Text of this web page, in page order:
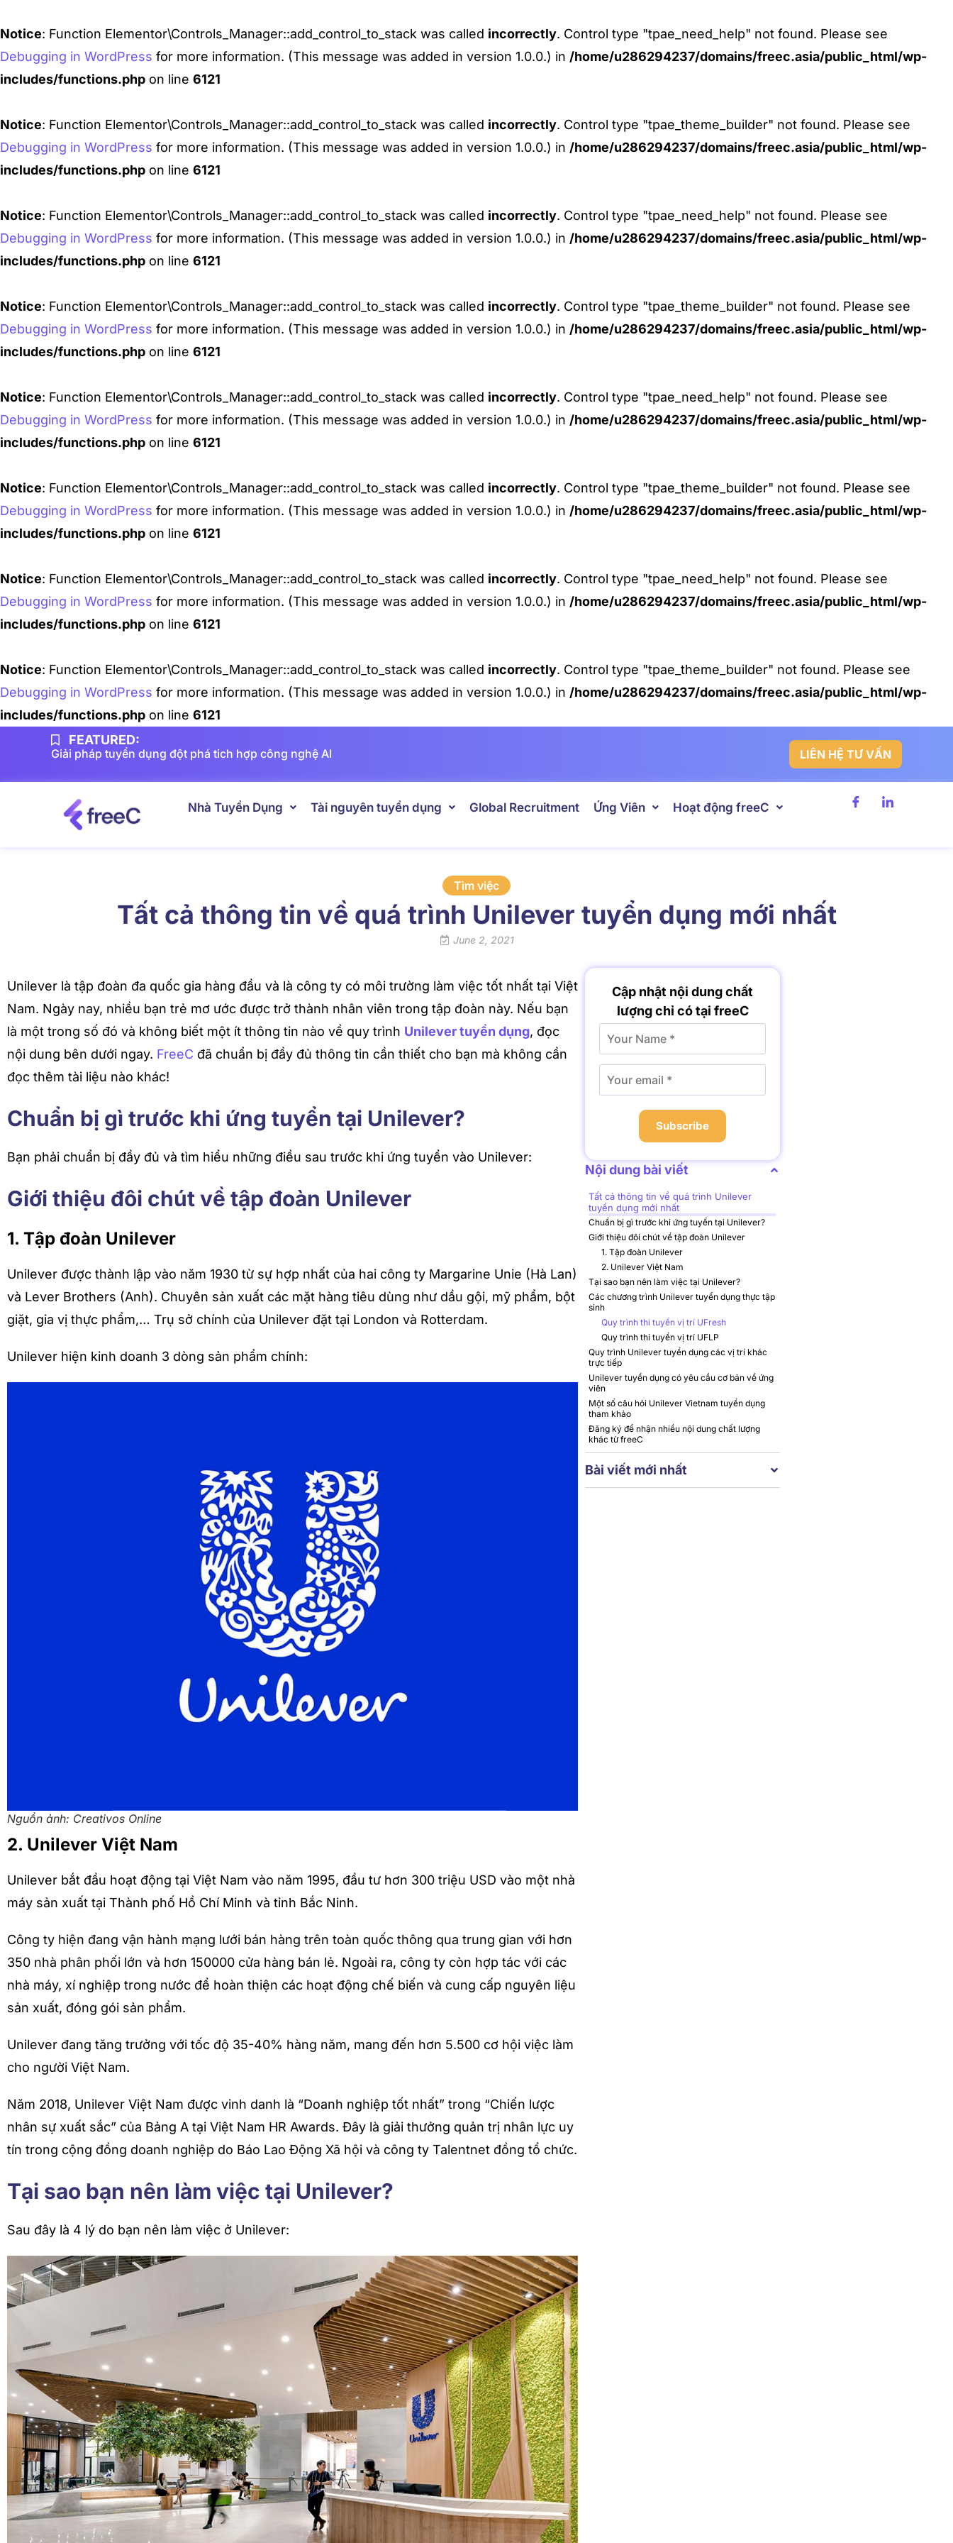
Notice: Function Elementor\Controls_Manager::add_control_to_stack was called incorrectly. Control type "tpae_need_help" not found. Please see
Debugging in WordPress for more information. (This message was added in version 1.0.0.) in /home/u286294237/domains/freec.asia/public_html/wp-
includes/functions.php on line 6121
Notice: Function Elementor\Controls_Manager::add_control_to_stack was called incorrectly. Control type "tpae_theme_builder" not found. Please see
Debugging in WordPress for more information. (This message was added in version 1.0.0.) in /home/u286294237/domains/freec.asia/public_html/wp-
includes/functions.php on line 6121
Notice: Function Elementor\Controls_Manager::add_control_to_stack was called incorrectly. Control type "tpae_need_help" not found. Please see
Debugging in WordPress for more information. (This message was added in version 1.0.0.) in /home/u286294237/domains/freec.asia/public_html/wp-
includes/functions.php on line 6121
Notice: Function Elementor\Controls_Manager::add_control_to_stack was called incorrectly. Control type "tpae_theme_builder" not found. Please see
Debugging in WordPress for more information. (This message was added in version 1.0.0.) in /home/u286294237/domains/freec.asia/public_html/wp-
includes/functions.php on line 6121
Notice: Function Elementor\Controls_Manager::add_control_to_stack was called incorrectly. Control type "tpae_need_help" not found. Please see
Debugging in WordPress for more information. (This message was added in version 1.0.0.) in /home/u286294237/domains/freec.asia/public_html/wp-
includes/functions.php on line 6121
Notice: Function Elementor\Controls_Manager::add_control_to_stack was called incorrectly. Control type "tpae_theme_builder" not found. Please see
Debugging in WordPress for more information. (This message was added in version 1.0.0.) in /home/u286294237/domains/freec.asia/public_html/wp-
includes/functions.php on line 6121
Notice: Function Elementor\Controls_Manager::add_control_to_stack was called incorrectly. Control type "tpae_need_help" not found. Please see
Debugging in WordPress for more information. (This message was added in version 1.0.0.) in /home/u286294237/domains/freec.asia/public_html/wp-
includes/functions.php on line 6121
Notice: Function Elementor\Controls_Manager::add_control_to_stack was called incorrectly. Control type "tpae_theme_builder" not found. Please see
Debugging in WordPress for more information. (This message was added in version 1.0.0.) in /home/u286294237/domains/freec.asia/public_html/wp-
includes/functions.php on line 6121
FEATURED:
Giải pháp tuyển dụng đột phá tich hợp công nghệ AI LIÊN HỆ TƯ VẤN
Nhà Tuyển Dụng Tài nguyên tuyển dụng Global Recruitment Ứng Viên Hoạt động freeC
Tìm việc
Tất cả thông tin về quá trình Unilever tuyển dụng mới nhất
June 2, 2021
Unilever là tập đoàn đa quốc gia hàng đầu và là công ty có môi trường làm việc tốt nhất tại Việt
Nam. Ngày nay, nhiều bạn trẻ mơ ước được trở thành nhân viên trong tập đoàn này. Nếu bạn
là một trong số đó và không biết một ít thông tin nào về quy trình Unilever tuyển dụng, đọc
nội dung bên dưới ngay. FreeC đã chuẩn bị đầy đủ thông tin cần thiết cho bạn mà không cần
đọc thêm tài liệu nào khác!
Chuẩn bị gì trước khi ứng tuyển tại Unilever?
Bạn phải chuẩn bị đầy đủ và tìm hiểu những điều sau trước khi ứng tuyển vào Unilever:
Giới thiệu đôi chút về tập đoàn Unilever
1. Tập đoàn Unilever
Unilever được thành lập vào năm 1930 từ sự hợp nhất của hai công ty Margarine Unie (Hà Lan)
và Lever Brothers (Anh). Chuyên sản xuất các mặt hàng tiêu dùng như dầu gội, mỹ phẩm, bột
giặt, gia vị thực phẩm,… Trụ sở chính của Unilever đặt tại London và Rotterdam.
Unilever hiện kinh doanh 3 dòng sản phẩm chính:
Nguồn ảnh: Creativos Online
2. Unilever Việt Nam
Unilever bắt đầu hoạt động tại Việt Nam vào năm 1995, đầu tư hơn 300 triệu USD vào một nhà
máy sản xuất tại Thành phố Hồ Chí Minh và tỉnh Bắc Ninh.
Công ty hiện đang vận hành mạng lưới bán hàng trên toàn quốc thông qua trung gian với hơn
350 nhà phân phối lớn và hơn 150000 cửa hàng bán lẻ. Ngoài ra, công ty còn hợp tác với các
nhà máy, xí nghiệp trong nước để hoàn thiện các hoạt động chế biến và cung cấp nguyên liệu
sản xuất, đóng gói sản phẩm.
Unilever đang tăng trưởng với tốc độ 35-40% hàng năm, mang đến hơn 5.500 cơ hội việc làm
cho người Việt Nam.
Năm 2018, Unilever Việt Nam được vinh danh là “Doanh nghiệp tốt nhất” trong “Chiến lược
nhân sự xuất sắc” của Bảng A tại Việt Nam HR Awards. Đây là giải thưởng quản trị nhân lực uy
tín trong cộng đồng doanh nghiệp do Báo Lao Động Xã hội và công ty Talentnet đồng tổ chức.
Tại sao bạn nên làm việc tại Unilever?
Sau đây là 4 lý do bạn nên làm việc ở Unilever:
Cập nhật nội dung chất
lượng chỉ có tại freeC
Subscribe
Nội dung bài viết
Tất cả thông tin về quá trình Unilever
tuyển dụng mới nhất
Chuẩn bị gì trước khi ứng tuyển tại Unilever?
Giới thiệu đôi chút về tập đoàn Unilever
1. Tập đoàn Unilever
2. Unilever Việt Nam
Tại sao bạn nên làm việc tại Unilever?
Các chương trình Unilever tuyển dụng thực tập
sinh
Quy trình thi tuyển vị trí UFresh
Quy trình thi tuyển vị trí UFLP
Quy trình Unilever tuyển dụng các vị trí khác
trực tiếp
Unilever tuyển dụng có yêu cầu cơ bản về ứng
viên
Một số câu hỏi Unilever Vietnam tuyển dụng
tham khảo
Đăng ký để nhận nhiều nội dung chất lượng
khác từ freeC
Bài viết mới nhất